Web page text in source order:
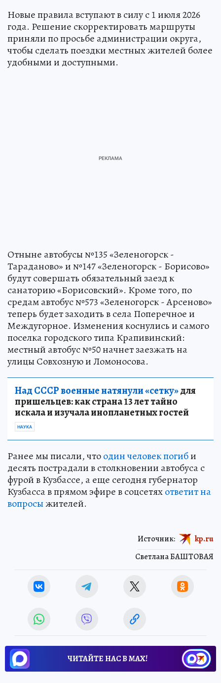
Новые правила вступают в силу с 1 июля 2026
года. Решение скорректировать маршруты
приняли по просьбе администрации округа,
чтобы сделать поездки местных жителей более
удобными и доступными.
Отныне автобусы №135 «Зеленогорск -
Тараданово» и №147 «Зеленогорск - Борисово»
будут совершать обязательный заезд к
санаторию «Борисовский». Кроме того, по
средам автобус №573 «Зеленогорск - Арсеново»
теперь будет заходить в села Поперечное и
Междугорное. Изменения коснулись и самого
поселка городского типа Крапивинский:
местный автобус №50 начнет заезжать на
улицы Совхозную и Ломоносова.
Над СССР военные натянули «сетку»для
пришельцев: как страна 13 лет тайно
искала и изучала инопланетных гостей
НАУКА
Ранее мы писали, чтоодин человек погиби
десять пострадали в столкновении автобуса с
фурой в Кузбассе, а еще сегодня губернатор
Кузбасса в прямом эфире в соцсетяхответит на
вопросыжителей.
Светлана БАШТОВАЯ
Источник: kp.ru
ЧИТАЙТЕ НАС В МАХ!